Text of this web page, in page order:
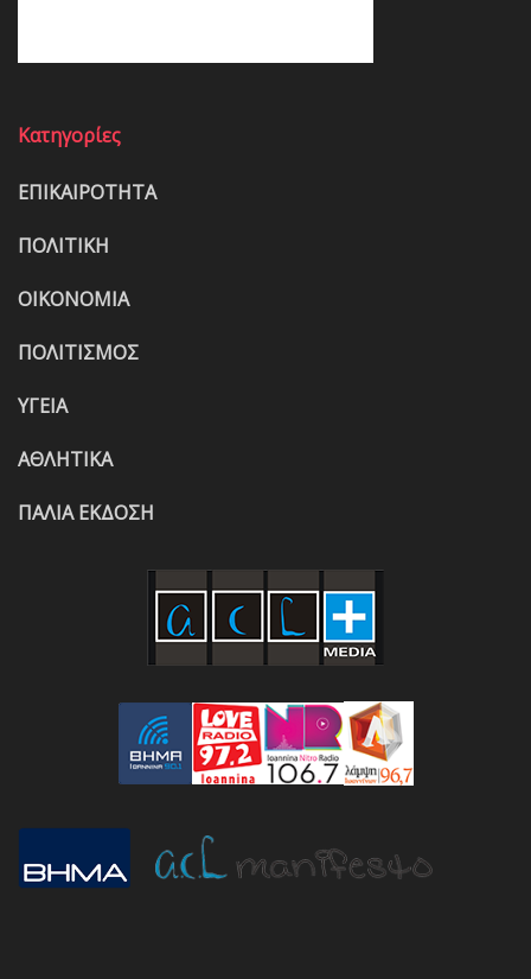
Κατηγορίες
ΕΠΙΚΑΙΡΟΤΗΤΑ
ΠΟΛΙΤΙΚΗ
ΟΙΚΟΝΟΜΙΑ
ΠΟΛΙΤΙΣΜΟΣ
ΥΓΕΙΑ
ΑΘΛΗΤΙΚΑ
ΠΑΛΙΑ ΕΚΔΟΣΗ